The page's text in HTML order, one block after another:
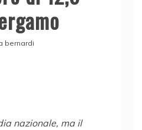
bernardi
nazionale, ma il